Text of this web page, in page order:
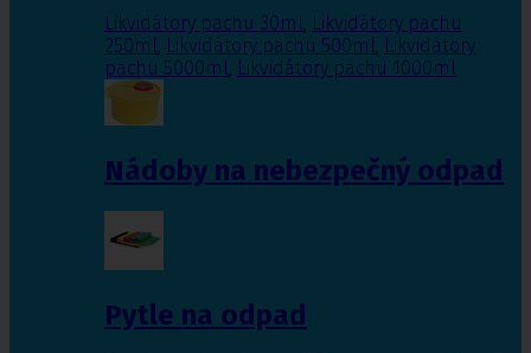
Likvidátory pachu 30ml, Likvidátory pachu
250ml, Likvidátory pachu 500ml, Likvidátory
pachu 5000ml, Likvidátory pachu 1000ml
Nádoby na nebezpečný odpad
Pytle na odpad